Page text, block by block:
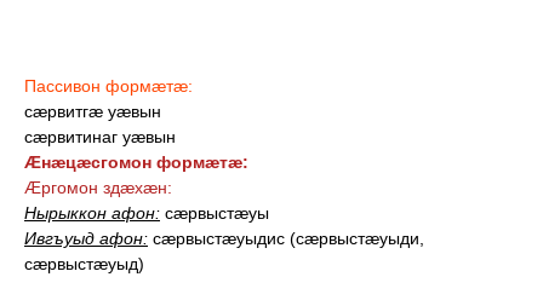
Пассивон формæтæ:
сæрвитгæ уæвын
сæрвитинаг уæвын
Æнæцæсгомон формæтæ:
Æргомон здæхæн:
Нырыккон афон: сæрвыстæуы
Ивгъуыд афон: сæрвыстæуыдис (сæрвыстæуыди,
сæрвыстæуыд)